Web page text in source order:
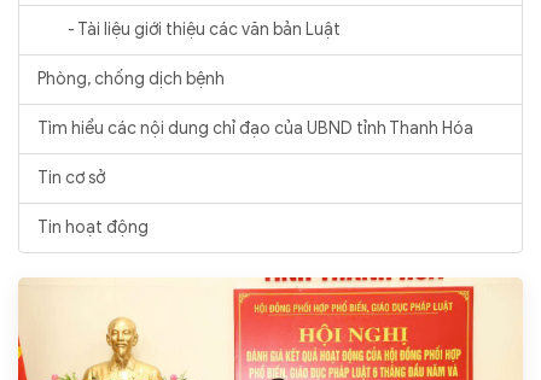
- Tài liệu giới thiệu các văn bản Luật
Phòng, chống dịch bệnh
Tìm hiểu các nội dung chỉ đạo của UBND tỉnh Thanh Hóa
Tin cơ sở
Tin hoạt động